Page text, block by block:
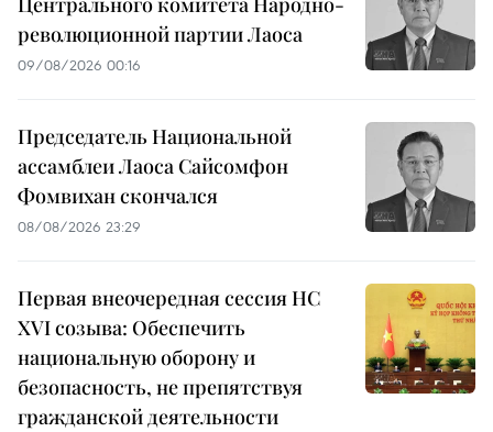
революционной партии Лаоса
09/08/2026 00:16
Председатель Национальной
ассамблеи Лаоса Сайсомфон
Фомвихан скончался
08/08/2026 23:29
Первая внеочередная сессия НС
XVI созыва: Обеспечить
национальную оборону и
безопасность, не препятствуя
гражданской деятельности